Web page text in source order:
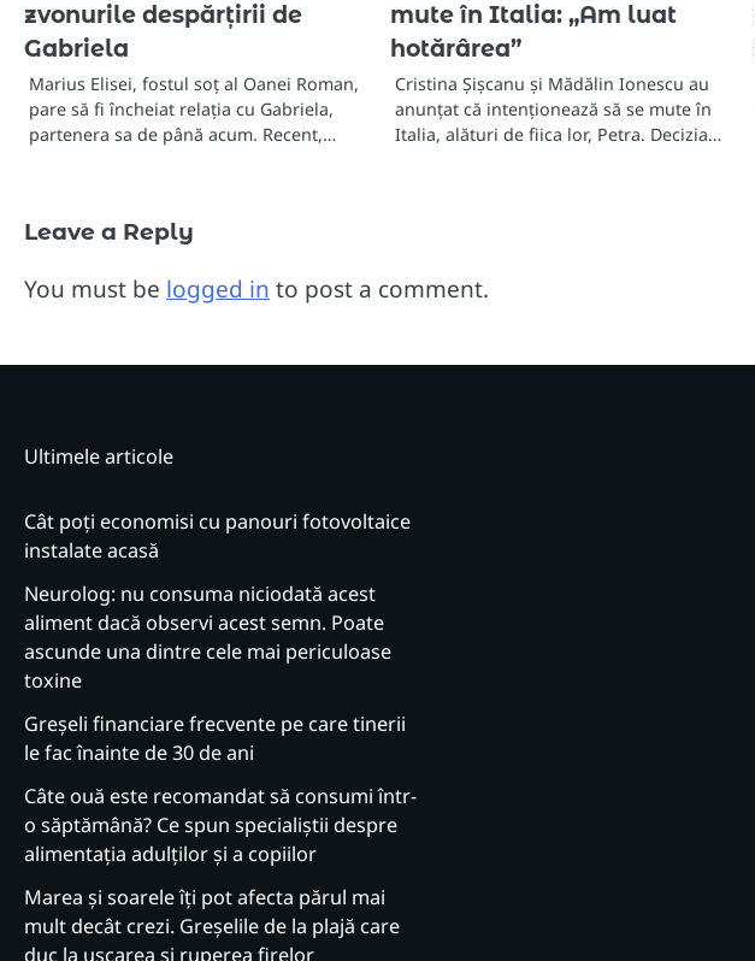
zvonurile despărțirii de
Gabriela
Marius Elisei, fostul soț al Oanei Roman,
pare să fi încheiat relația cu Gabriela,
partenera sa de până acum. Recent,…
mute în Italia: „Am luat
hotărârea”
Cristina Șișcanu și Mădălin Ionescu au
anunțat că intenționează să se mute în
Italia, alături de fiica lor, Petra. Decizia…
Leave a Reply
You must be logged in to post a comment.
Ultimele articole
Cât poți economisi cu panouri fotovoltaice
instalate acasă
Neurolog: nu consuma niciodată acest
aliment dacă observi acest semn. Poate
ascunde una dintre cele mai periculoase
toxine
Greșeli financiare frecvente pe care tinerii
le fac înainte de 30 de ani
Câte ouă este recomandat să consumi într-
o săptămână? Ce spun specialiștii despre
alimentația adulților și a copiilor
Marea și soarele îți pot afecta părul mai
mult decât crezi. Greșelile de la plajă care
duc la uscarea și ruperea firelor